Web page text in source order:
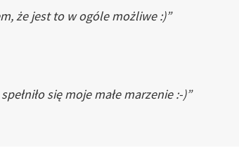
że jest to w ogóle możliwe :)”
się moje małe marzenie :-)”